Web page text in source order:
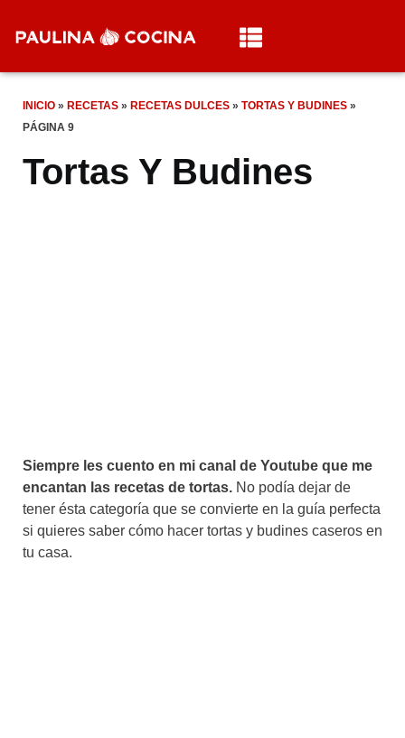
INICIO » RECETAS » RECETAS DULCES » TORTAS Y BUDINES »
PÁGINA 9
Tortas Y Budines
Siempre les cuento en mi canal de Youtube que me
encantan las recetas de tortas. No podía dejar de
tener ésta categoría que se convierte en la guía perfecta
si quieres saber cómo hacer tortas y budines caseros en
tu casa.